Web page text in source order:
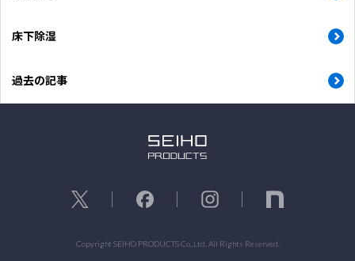
床下除湿
過去の記事
Copyright SEIHO PRODUCTS Co.,Ltd. All Rights Reserved.